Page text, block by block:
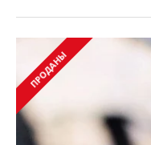
ПРОДАНЫ